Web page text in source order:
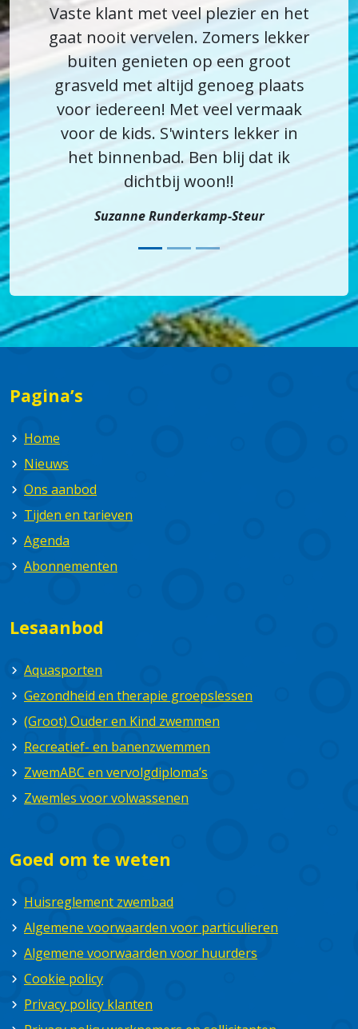
Vaste klant met veel plezier en het
gaat nooit vervelen. Zomers lekker
buiten genieten op een groot
grasveld met altijd genoeg plaats
voor iedereen! Met veel vermaak
voor de kids. S'winters lekker in
het binnenbad. Ben blij dat ik
dichtbij woon!!
Suzanne Runderkamp-Steur
Pagina’s
Home
Nieuws
Ons aanbod
Tijden en tarieven
Agenda
Abonnementen
Lesaanbod
Aquasporten
Gezondheid en therapie groepslessen
(Groot) Ouder en Kind zwemmen
Recreatief- en banenzwemmen
ZwemABC en vervolgdiploma’s
Zwemles voor volwassenen
Goed om te weten
Huisreglement zwembad
Algemene voorwaarden voor particulieren
Algemene voorwaarden voor huurders
Cookie policy
Privacy policy klanten